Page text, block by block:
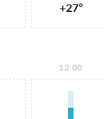
+27°
12:00